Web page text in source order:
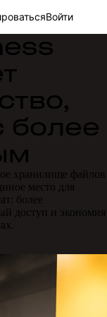
Войти
более
хранилище файлов
место для
более
доступ и экономия